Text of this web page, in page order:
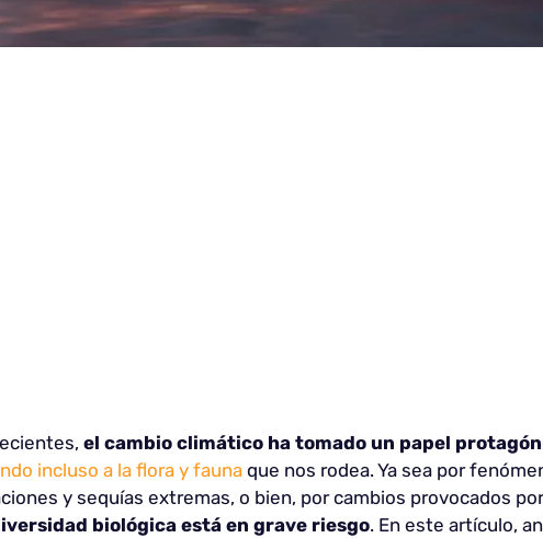
el cambio climático ha tomado un papel
incluso a la flora y fauna que nos rodea. Ya sea por
y sequías extremas, o bien, por cambios provocados
biológica está en grave riesgo. En este artículo,